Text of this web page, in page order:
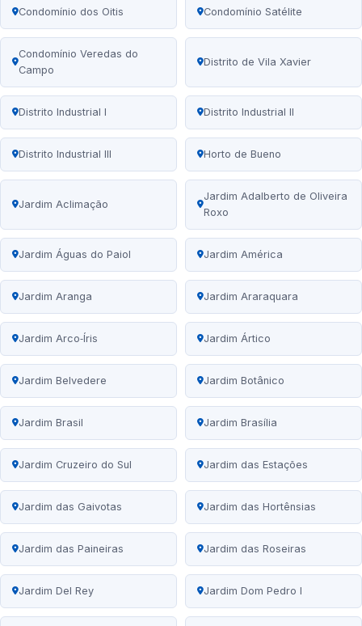
Condomínio dos Oitis Condomínio Satélite
Condomínio Veredas do
Campo
Distrito de Vila Xavier
Distrito Industrial I Distrito Industrial II
Distrito Industrial III Horto de Bueno
Jardim Aclimação
Jardim Adalberto de Oliveira
Roxo
Jardim Águas do Paiol Jardim América
Jardim Aranga Jardim Araraquara
Jardim Arco‑Íris Jardim Ártico
Jardim Belvedere Jardim Botânico
Jardim Brasil Jardim Brasília
Jardim Cruzeiro do Sul Jardim das Estações
Jardim das Gaivotas Jardim das Hortênsias
Jardim das Paineiras Jardim das Roseiras
Jardim Del Rey Jardim Dom Pedro I